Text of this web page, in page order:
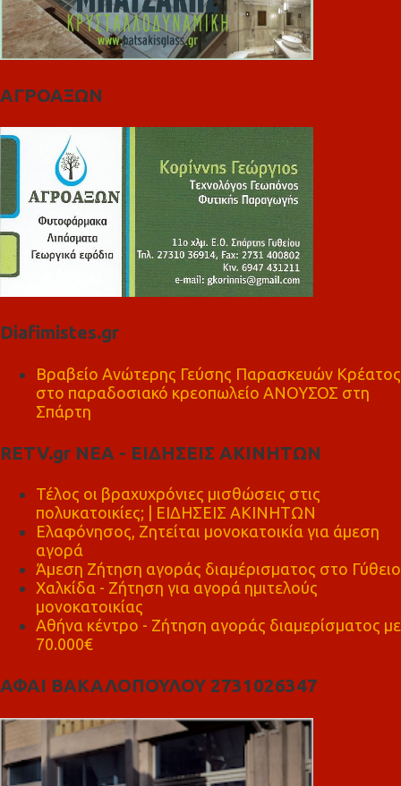
ΑΓΡΟΑΞΩΝ
Diafimistes.gr
Βραβείο Ανώτερης Γεύσης Παρασκευών Κρέατος
στο παραδοσιακό κρεοπωλείο ΑΝΟΥΣΟΣ στη
Σπάρτη
RETV.gr ΝΕΑ - ΕΙΔΗΣΕΙΣ ΑΚΙΝΗΤΩΝ
Τέλος οι βραχυχρόνιες μισθώσεις στις
πολυκατοικίες; | ΕΙΔΗΣΕΙΣ ΑΚΙΝΗΤΩΝ
Ελαφόνησος, Ζητείται μονοκατοικία για άμεση
αγορά
Άμεση Ζήτηση αγοράς διαμέρισματος στο Γύθειο
Χαλκίδα - Ζήτηση για αγορά ημιτελούς
μονοκατοικίας
Αθήνα κέντρο - Ζήτηση αγοράς διαμερίσματος με
70.000€
ΑΦΑΙ ΒΑΚΑΛΟΠΟΥΛΟΥ 2731026347